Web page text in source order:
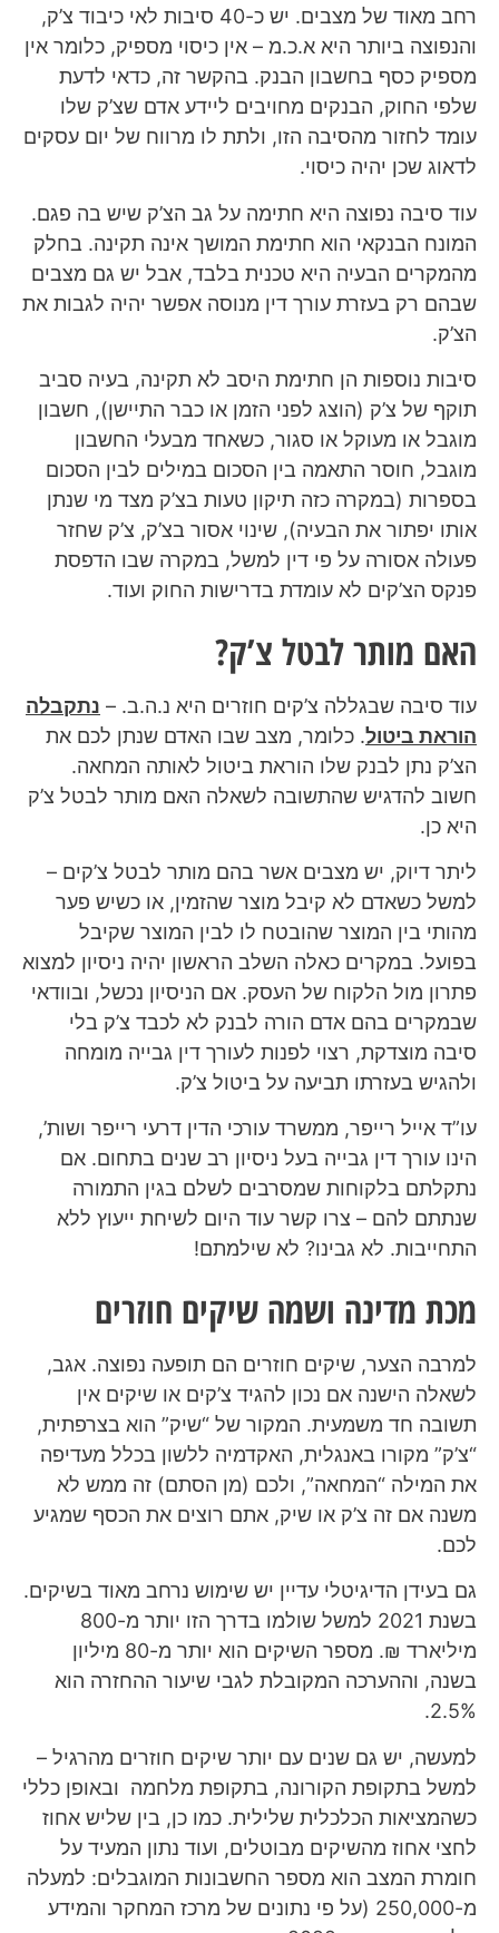
רחב מאוד של מצבים. יש כ-40 סיבות לאי כיבוד צ’ק,
והנפוצה ביותר היא א.כ.מ – אין כיסוי מספיק, כלומר אין
מספיק כסף בחשבון הבנק. בהקשר זה, כדאי לדעת
שלפי החוק, הבנקים מחויבים ליידע אדם שצ’ק שלו
עומד לחזור מהסיבה הזו, ולתת לו מרווח של יום עסקים
לדאוג שכן יהיה כיסוי.
עוד סיבה נפוצה היא חתימה על גב הצ’ק שיש בה פגם.
המונח הבנקאי הוא חתימת המושך אינה תקינה. בחלק
מהמקרים הבעיה היא טכנית בלבד, אבל יש גם מצבים
שבהם רק בעזרת עורך דין מנוסה אפשר יהיה לגבות את
הצ’ק.
סיבות נוספות הן חתימת היסב לא תקינה, בעיה סביב
תוקף של צ’ק (הוצג לפני הזמן או כבר התיישן), חשבון
מוגבל או מעוקל או סגור, כשאחד מבעלי החשבון
מוגבל, חוסר התאמה בין הסכום במילים לבין הסכום
בספרות (במקרה כזה תיקון טעות בצ’ק מצד מי שנתן
אותו יפתור את הבעיה), שינוי אסור בצ’ק, צ’ק שחזר
פעולה אסורה על פי דין למשל, במקרה שבו הדפסת
פנקס הצ’קים לא עומדת בדרישות החוק ועוד.
האם מותר לבטל צ’ק?
עוד סיבה שבגללה צ’קים חוזרים היא נ.ה.ב. – נתקבלה
הוראת ביטול. כלומר, מצב שבו האדם שנתן לכם את
הצ’ק נתן לבנק שלו הוראת ביטול לאותה המחאה.
חשוב להדגיש שהתשובה לשאלה האם מותר לבטל צ’ק
היא כן.
ליתר דיוק, יש מצבים אשר בהם מותר לבטל צ’קים –
למשל כשאדם לא קיבל מוצר שהזמין, או כשיש פער
מהותי בין המוצר שהובטח לו לבין המוצר שקיבל
בפועל. במקרים כאלה השלב הראשון יהיה ניסיון למצוא
פתרון מול הלקוח של העסק. אם הניסיון נכשל, ובוודאי
שבמקרים בהם אדם הורה לבנק לא לכבד צ’ק בלי
סיבה מוצדקת, רצוי לפנות לעורך דין גבייה מומחה
ולהגיש בעזרתו תביעה על ביטול צ’ק.
עו”ד אייל רייפר, ממשרד עורכי הדין דרעי רייפר ושות’,
הינו עורך דין גבייה בעל ניסיון רב שנים בתחום. אם
נתקלתם בלקוחות שמסרבים לשלם בגין התמורה
שנתתם להם – צרו קשר עוד היום לשיחת ייעוץ ללא
התחייבות. לא גבינו? לא שילמתם!
מכת מדינה ושמה שיקים חוזרים
למרבה הצער, שיקים חוזרים הם תופעה נפוצה. אגב,
לשאלה הישנה אם נכון להגיד צ’קים או שיקים אין
תשובה חד משמעית. המקור של “שיק” הוא בצרפתית,
“צ’ק” מקורו באנגלית, האקדמיה ללשון בכלל מעדיפה
את המילה “המחאה”, ולכם (מן הסתם) זה ממש לא
משנה אם זה צ’ק או שיק, אתם רוצים את הכסף שמגיע
לכם.
גם בעידן הדיגיטלי עדיין יש שימוש נרחב מאוד בשיקים.
בשנת 2021 למשל שולמו בדרך הזו יותר מ-800
מיליארד ₪. מספר השיקים הוא יותר מ-80 מיליון
בשנה, וההערכה המקובלת לגבי שיעור ההחזרה הוא
2.5%.
למעשה, יש גם שנים עם יותר שיקים חוזרים מהרגיל –
למשל בתקופת הקורונה, בתקופת מלחמה ובאופן כללי
כשהמציאות הכלכלית שלילית. כמו כן, בין שליש אחוז
לחצי אחוז מהשיקים מבוטלים, ועוד נתון המעיד על
חומרת המצב הוא מספר החשבונות המוגבלים: למעלה
מ-250,000 (על פי נתונים של מרכז המחקר והמידע